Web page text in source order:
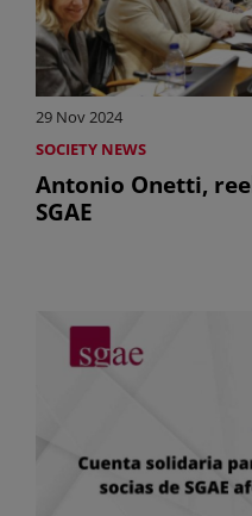
29 Nov 2024
SOCIETY NEWS
Antonio Onetti,
SGAE